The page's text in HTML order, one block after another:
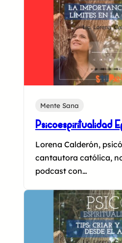
Mente Sana
Psicoespiritualidad
Lorena Calderón,
cantautora católica,
podcast con…